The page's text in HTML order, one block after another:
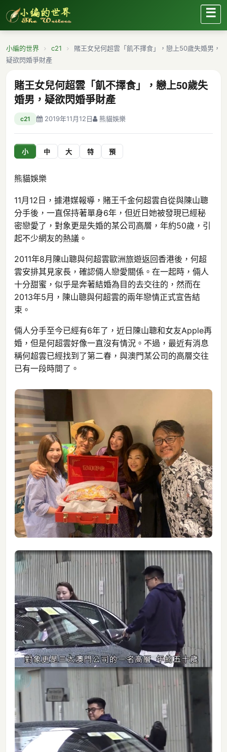
☰
小編的世界 c21
賭王女兒何超雲「飢不擇食」，戀上50歲失婚男，
疑欲閃婚爭財產
賭王女兒何超雲「飢不擇食」，戀上50歲失
婚男，疑欲閃婚爭財產
c21 2019年11月12日 熊貓娛樂
小 中 大 特 預
熊貓娛樂
11月12日，據港媒報導，賭王千金何超雲自從與陳山聰
分手後，一直保持著單身6年，但近日她被發現已經秘
密戀愛了，對象更是失婚的某公司高層，年約50歲，引
起不少網友的熱議。
2011年8月陳山聰與何超雲歐洲旅遊返回香港後，何超
雲安排其見家長，確認倆人戀愛關係。在一起時，倆人
十分甜蜜，似乎是奔著結婚為目的去交往的，然而在
2013年5月，陳山聰與何超雲的兩年戀情正式宣告結
束。
倆人分手至今已經有6年了，近日陳山聰和女友Apple再
婚，但是何超雲好像一直沒有情況。不過，最近有消息
稱何超雲已經找到了第二春，與澳門某公司的高層交往
已有一段時間了。